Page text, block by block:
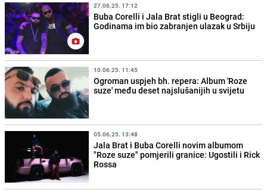
27.06.25. 17:12
Buba Corelli i Jala Brat stigli u Beograd:
Godinama im bio zabranjen ulazak u Srbiju
10.06.25. 11:45
Ogroman uspjeh bh. repera: Album 'Roze
suze' među deset najslušanijih u svijetu
05.06.25. 13:48
Jala Brat i Buba Corelli novim albumom
"Roze suze" pomjerili granice: Ugostili i Rick
Rossa